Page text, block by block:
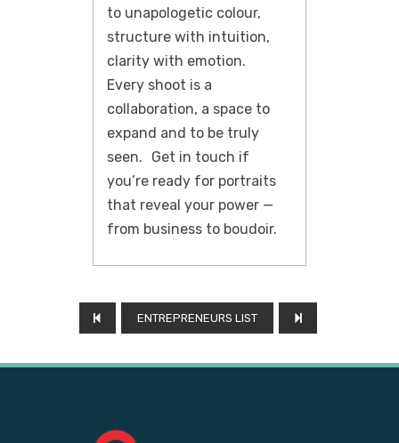
to unapologetic colour,
structure with intuition,
clarity with emotion.
Every shoot is a
collaboration, a space to
expand and to be truly
seen. Get in touch if
you’re ready for portraits
that reveal your power —
from business to boudoir.
ENTREPRENEURS LIST